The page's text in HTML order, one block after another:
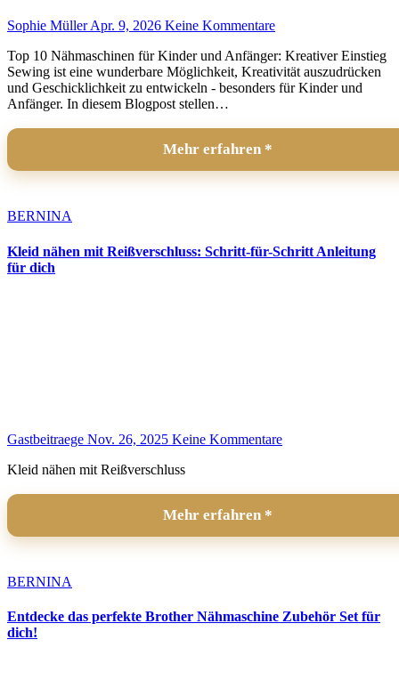
Sophie MüllerApr. 9, 2026 Keine Kommentare
Top 10 Nähmaschinen für Kinder und Anfänger: Kreativer Einstieg
Sewing ist eine wunderbare Möglichkeit, Kreativität auszudrücken
und Geschicklichkeit zu entwickeln - besonders für Kinder und
Anfänger. In diesem Blogpost stellen…
Mehr erfahren
BERNINA
Kleid nähen mit Reißverschluss: Schritt-für-Schritt Anleitung
für dich
Gastbeitraege Nov. 26, 2025 Keine Kommentare
Kleid nähen mit Reißverschluss
Mehr erfahren
BERNINA
Entdecke das perfekte Brother Nähmaschine Zubehör Set für
dich!